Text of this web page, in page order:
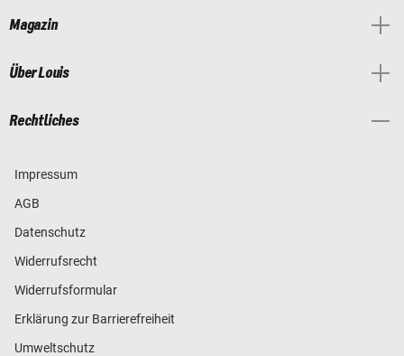
Magazin
Über Louis
Rechtliches
Impressum
AGB
Datenschutz
Widerrufsrecht
Widerrufsformular
Erklärung zur Barrierefreiheit
Umweltschutz